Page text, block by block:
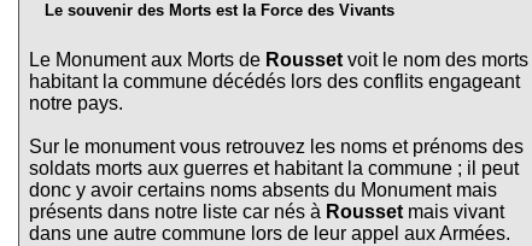
Le souvenir des Morts est la Force des Vivants
Le Monument aux Morts de Rousset voit le nom des morts
habitant la commune décédés lors des conflits engageant
notre pays.
Sur le monument vous retrouvez les noms et prénoms des
soldats morts aux guerres et habitant la commune ; il peut
donc y avoir certains noms absents du Monument mais
présents dans notre liste car nés à Rousset mais vivant
dans une autre commune lors de leur appel aux Armées.